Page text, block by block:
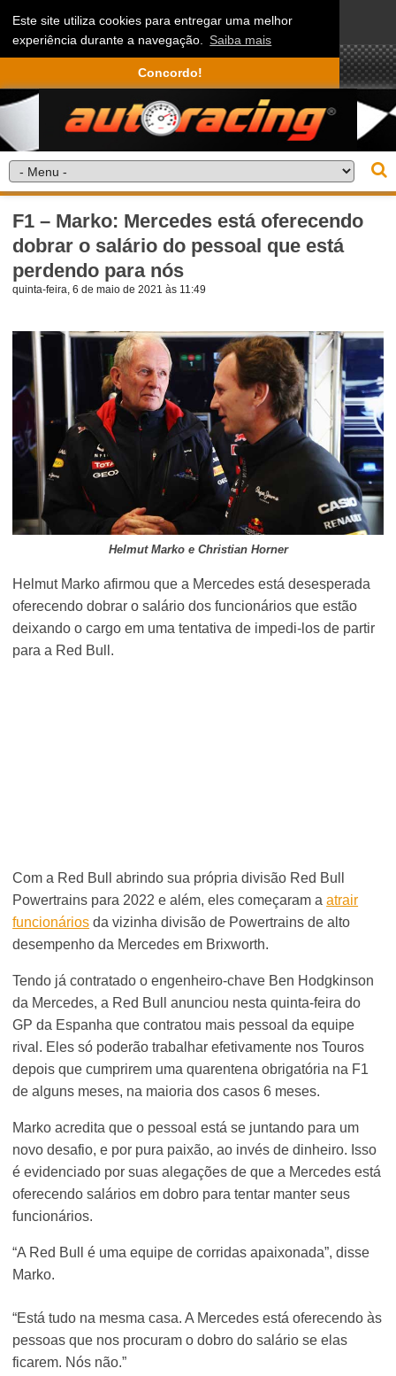
Este site utiliza cookies para entregar uma melhor
experiência durante a navegação. Saiba mais
Concordo!
F1 – Marko: Mercedes está oferecendo
dobrar o salário do pessoal que está
perdendo para nós
quinta-feira, 6 de maio de 2021 às 11:49
Helmut Marko e Christian Horner
Helmut Marko afirmou que a Mercedes está desesperada
oferecendo dobrar o salário dos funcionários que estão
deixando o cargo em uma tentativa de impedi-los de partir
para a Red Bull.
Com a Red Bull abrindo sua própria divisão Red Bull
Powertrains para 2022 e além, eles começaram aatrair
funcionários da vizinha divisão de Powertrains de alto
desempenho da Mercedes em Brixworth.
Tendo já contratado o engenheiro-chave Ben Hodgkinson
da Mercedes, a Red Bull anunciou nesta quinta-feira do
GP da Espanha que contratou mais pessoal da equipe
rival. Eles só poderão trabalhar efetivamente nos Touros
depois que cumprirem uma quarentena obrigatória na F1
de alguns meses, na maioria dos casos 6 meses.
Marko acredita que o pessoal está se juntando para um
novo desafio, e por pura paixão, ao invés de dinheiro. Isso
é evidenciado por suas alegações de que a Mercedes está
oferecendo salários em dobro para tentar manter seus
funcionários.
“A Red Bull é uma equipe de corridas apaixonada”, disse
Marko.
“Está tudo na mesma casa. A Mercedes está oferecendo às
pessoas que nos procuram o dobro do salário se elas
ficarem. Nós não.”